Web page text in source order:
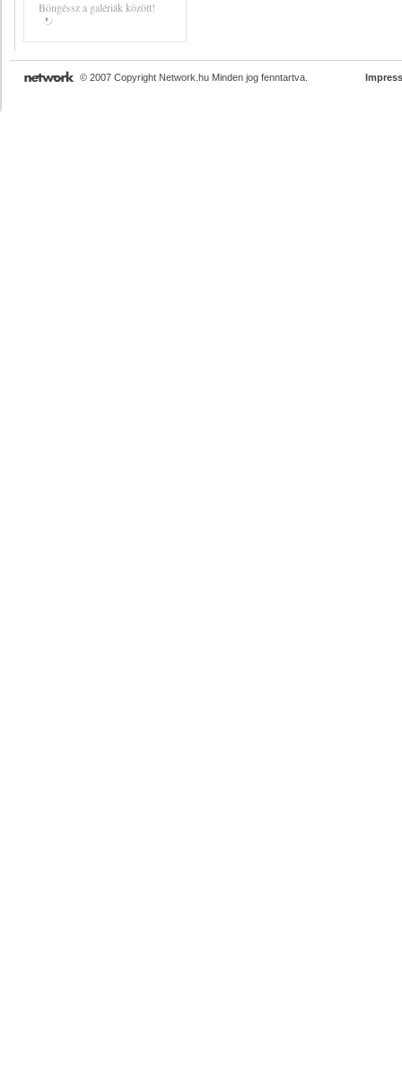
Böngéssz a galériák között!
© 2007 Copyright Network.hu Minden jog fenntartva.